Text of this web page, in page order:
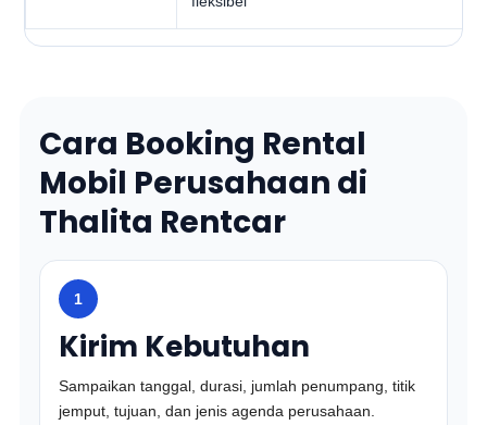
Cara Booking Rental
Mobil Perusahaan di
Thalita Rentcar
1
Kirim Kebutuhan
Sampaikan tanggal, durasi, jumlah penumpang, titik
jemput, tujuan, dan jenis agenda perusahaan.